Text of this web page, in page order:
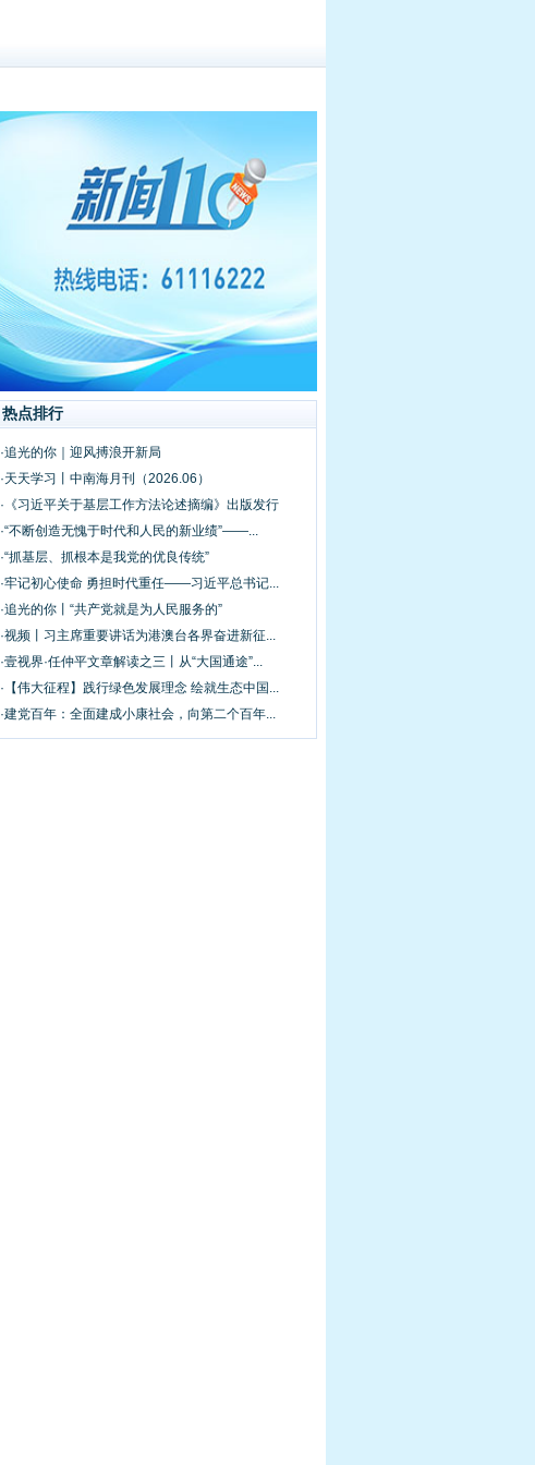
热点排行
·追光的你｜迎风搏浪开新局
·天天学习丨中南海月刊（2026.06）
·《习近平关于基层工作方法论述摘编》出版发行
·“不断创造无愧于时代和人民的新业绩”——...
·“抓基层、抓根本是我党的优良传统”
·牢记初心使命 勇担时代重任——习近平总书记...
·追光的你丨“共产党就是为人民服务的”
·视频丨习主席重要讲话为港澳台各界奋进新征...
·壹视界·任仲平文章解读之三丨从“大国通途”...
·【伟大征程】践行绿色发展理念 绘就生态中国...
·建党百年：全面建成小康社会，向第二个百年...